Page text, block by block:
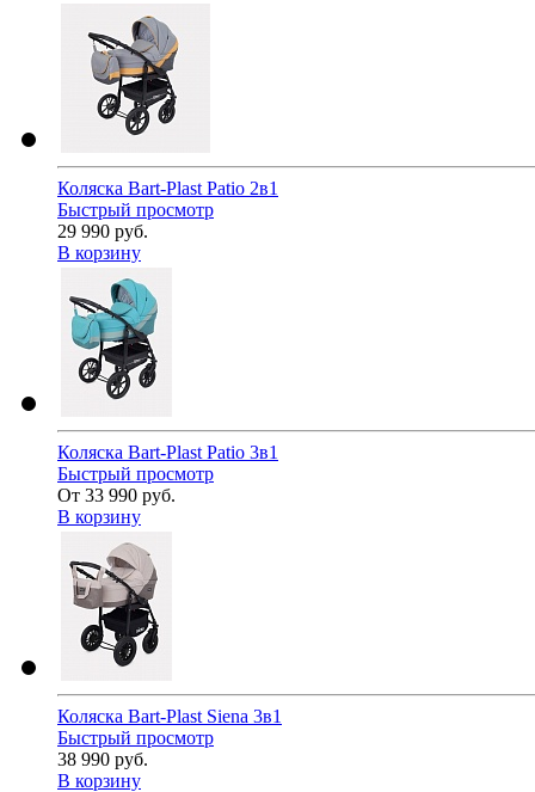
Коляска Bart-Plast Patio 2в1
Быстрый просмотр
29 990 руб.
В корзину
Коляска Bart-Plast Patio 3в1
Быстрый просмотр
От 33 990 руб.
В корзину
Коляска Bart-Plast Siena 3в1
Быстрый просмотр
38 990 руб.
В корзину